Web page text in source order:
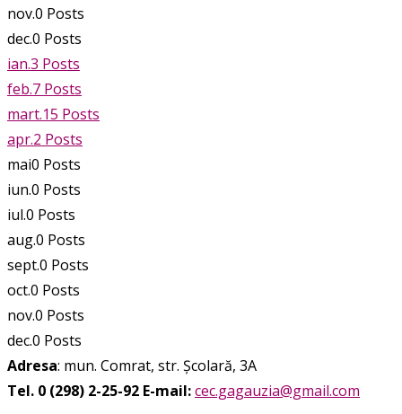
nov.0 Posts
dec.0 Posts
ian.3 Posts
feb.7 Posts
mart.15 Posts
apr.2 Posts
mai0 Posts
iun.0 Posts
iul.0 Posts
aug.0 Posts
sept.0 Posts
oct.0 Posts
nov.0 Posts
dec.0 Posts
Adresa: mun. Comrat, str. Școlară, 3A
Tel. 0 (298) 2-25-92 E-mail:cec.gagauzia@gmail.com